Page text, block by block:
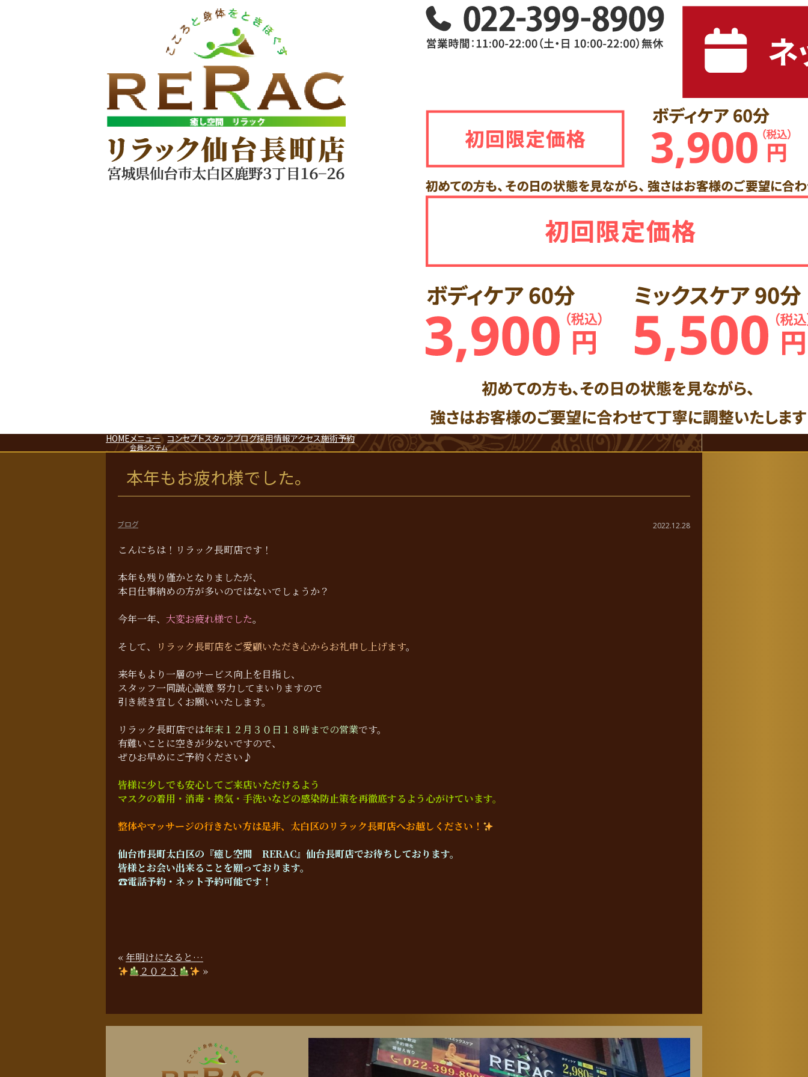
HOMEメニュー
会員システム
コンセプトスタッフブログ採用情報アクセス施術予約
本年もお疲れ様でした。
ブログ 2022.12.28
こんにちは！リラック長町店です！
本年も残り僅かとなりましたが、
本日仕事納めの方が多いのではないでしょうか？
今年一年、 大変お疲れ様でした。
そして、
リラック長町店をご愛顧いただき心からお礼申し上げます。
来年もより一層のサービス向上を目指し、
スタッフ一同誠心誠意 努力してまいりますので
引き続き宜しくお願いいたします。
リラック長町店では年末１２月３０日１８時までの営業です。
有難いことに空きが少ないですので、
ぜひお早めにご予約ください♪
皆様に少しでも安心してご来店いただけるよう
マスクの着用・消毒・換気・手洗いなどの感染防止策を再徹底するよう心がけています。
整体やマッサージの行きたい方は是非、太白区のリラック長町店へお越しください！
仙台市長町太白区の『癒し空間 RERAC』仙台長町店でお待ちしております。
皆様とお会い出来ることを願っております。
☎︎電話予約・ネット予約可能です！
«年明けになると…
２０２３
»